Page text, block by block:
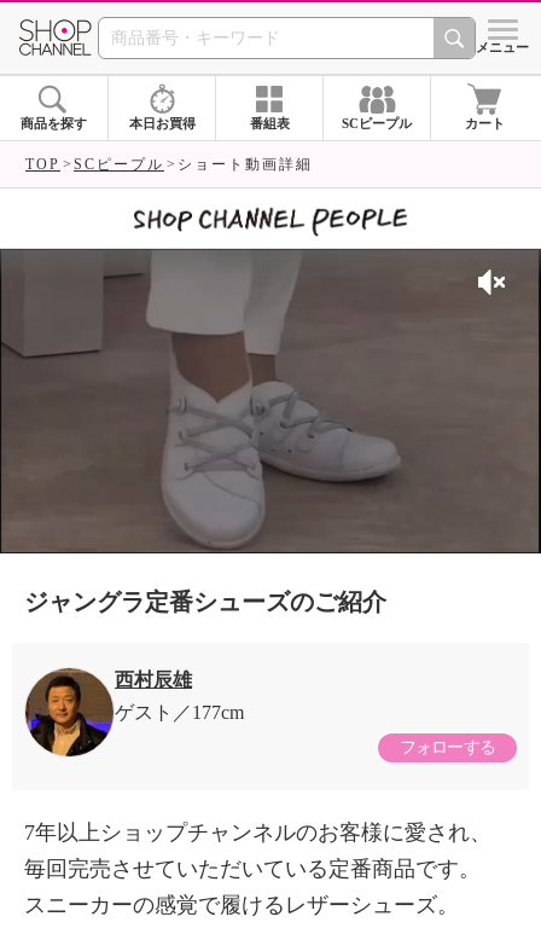
SHOP CHANNEL シメニュー
商品を探す 本日お買得 番組表 SCピープル カート
TOP SCピープル ショート動画詳細
ジャングラ定番シューズのご紹介
西村辰雄
ゲスト
177cm
フォローする
7年以上ショップチャンネルのお客様に愛され、
毎回完売させていただいている定番商品です。
スニーカーの感覚で履けるレザーシューズ。